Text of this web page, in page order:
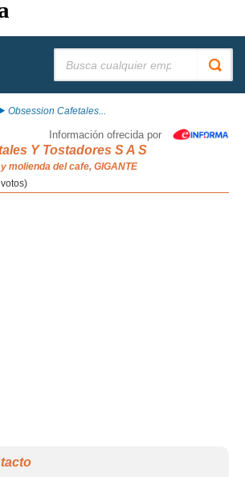
Obsession Cafetales...
Información ofrecida por
Y Tostadores S A S
molienda del cafe, GIGANTE
votos)